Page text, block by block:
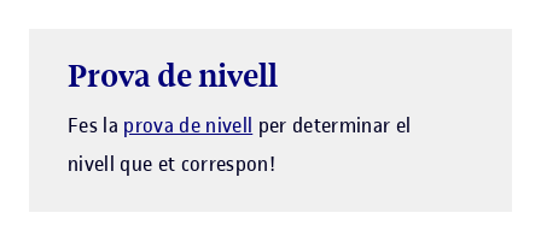
Prova de nivell
Fes la prova de nivell per determinar el
nivell que et correspon!